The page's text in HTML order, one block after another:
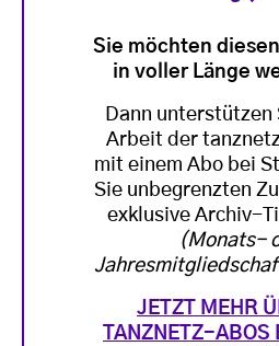
Sie möchten
in voller Länge
Dann
Arbeit der
mit einem Abo bei
Sie unbegrenzten
exklusive Archiv-
(Monats-
JETZT MEHR
TANZNETZ-ABOS